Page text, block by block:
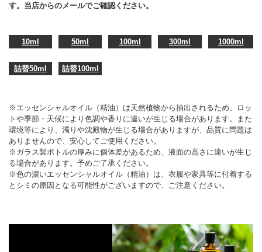
す。当店からのメールでご確認ください。
10ml 50ml 100ml 300ml 1000ml
詰替50ml 詰替100ml
※エッセンシャルオイル（精油）は天然植物から抽出されるため、ロッ
トや季節・天候により色調や香りに違いが生じる場合があります。また
環境等により、濁りや沈殿物が生じる場合がありますが、品質に問題は
ありませんので、安心してご使用ください。
※ガラス製ボトルの厚みに個体差があるため、液面の高さに違いが生じ
る場合があります。予めご了承ください。
※色の濃いエッセンシャルオイル（精油）は、衣服や家具等に付着する
とシミの原因となる可能性がございますので、ご注意ください。